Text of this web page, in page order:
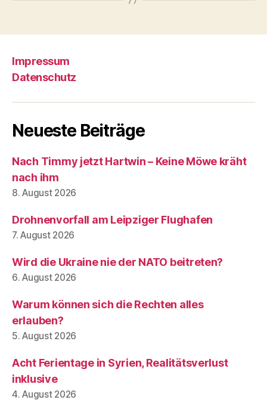
Impressum
Datenschutz
Neueste Beiträge
Nach Timmy jetzt Hartwin – Keine Möwe kräht
nach ihm
8. August 2026
Drohnenvorfall am Leipziger Flughafen
7. August 2026
Wird die Ukraine nie der NATO beitreten?
6. August 2026
Warum können sich die Rechten alles
erlauben?
5. August 2026
Acht Ferientage in Syrien, Realitätsverlust
inklusive
4. August 2026